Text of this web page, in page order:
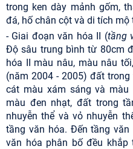
trong ken dày mảnh gốm,
đá, hố chân cột và di tích mộ
- Giai đoạn văn hóa II (tầng
Độ sâu trung bình từ 80cm
hóa II màu nâu, màu nâu
(năm 2004 - 2005) đất
cát màu xám sáng và
màu đen nhạt, đất trong
nhuyễn thể và vỏ nhuyễn
tầng văn hóa. Đến tầng
văn hóa phân bố đều